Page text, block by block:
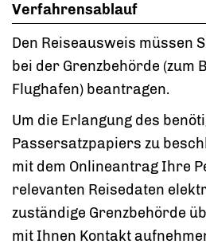
Verfahrensablauf
Den Reiseausweis müssen
bei der Grenzbehörde (zum
Flughafen) beantragen.
Um die Erlangung des
Passersatzpapiers zu
mit dem Onlineantrag Ihre
relevanten Reisedaten
zuständige Grenzbehörde
mit Ihnen Kontakt